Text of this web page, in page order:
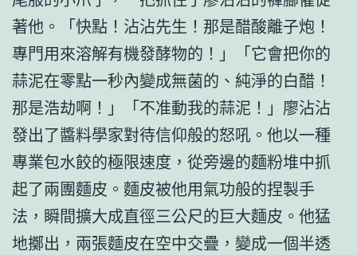
著他。「快點！沾沾先生！那是醋酸離子炮！
專門用來溶解有機發酵物的！」「它會把你的
蒜泥在零點一秒內變成無菌的、純淨的白醋！
那是浩劫啊！」「不准動我的蒜泥！」廖沾沾
發出了醬料學家對待信仰般的怒吼。他以一種
專業包水餃的極限速度，從旁邊的麵粉堆中抓
起了兩團麵皮。麵皮被他用氣功般的捏製手
法，瞬間擴大成直徑三公尺的巨大麵皮。他猛
地擲出，兩張麵皮在空中交疊，變成一個半透